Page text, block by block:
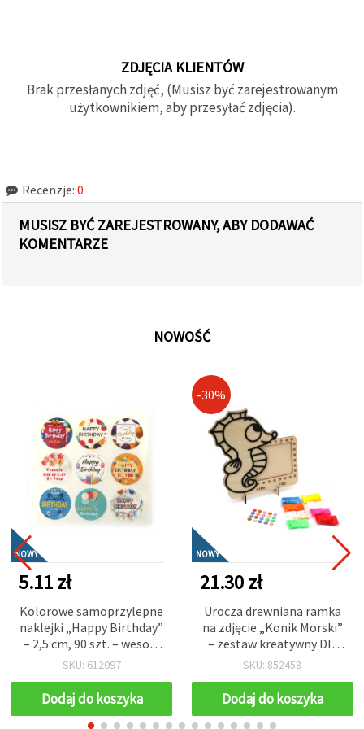
ZDJĘCIA KLIENTÓW
Brak przesłanych zdjęć, (Musisz być zarejestrowanym
użytkownikiem, aby przesyłać zdjęcia).
Recenzje: 0
MUSISZ BYĆ ZAREJESTROWANY, ABY DODAWAĆ
KOMENTARZE
NOWOŚĆ
NOWY
5.11 zł
Kolorowe samoprzylepne
naklejki „Happy Birthday”
– 2,5 cm, 90 szt. – wesołe
ozdoby do prezentów,
dekoracji na urodziny
SKU: 612097
Dodaj do koszyka
-30%
NOWY
21.30 zł
Urocza drewniana ramka
na zdjęcie „Konik Morski”
– zestaw kreatywny DIY
dla dzieci z gliną
samoprzylepnymi
kryształkami do
dekorowania i rękodzieła
SKU: 852458
Dodaj do koszyka